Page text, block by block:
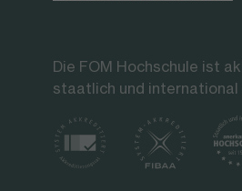
Die FOM Hochschule ist
staatlich und international